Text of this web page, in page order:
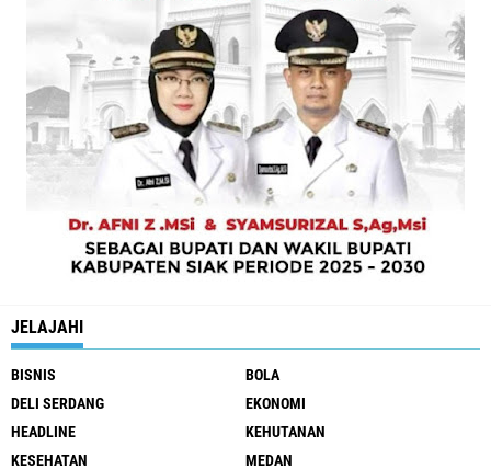
JELAJAHI
BISNIS
BOLA
DELI SERDANG
EKONOMI
HEADLINE
KEHUTANAN
KESEHATAN
MEDAN